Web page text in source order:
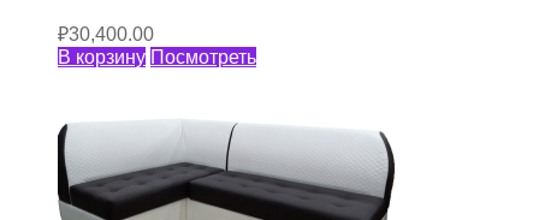
₽30,400.00
В корзину Посмотреть